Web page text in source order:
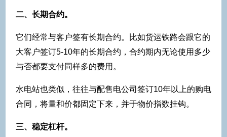
二、长期合约。
它们经常与客户签有长期合约。比如货运铁路会跟它的
大客户签订5-10年的长期合约，合约期内无论使用多少
与否都要支付同样多的费用。
水电站也类似，往往与配售电公司签订10年以上的购电
合同，将量和价都固定下来，并于物价指数挂钩。
三、稳定杠杆。